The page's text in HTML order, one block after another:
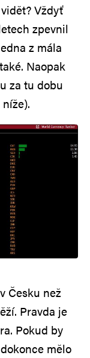
Vždyť
zpevnil
z mála
Naopak
za tu dobu
Česku než
Pravda je
Pokud by
mělo